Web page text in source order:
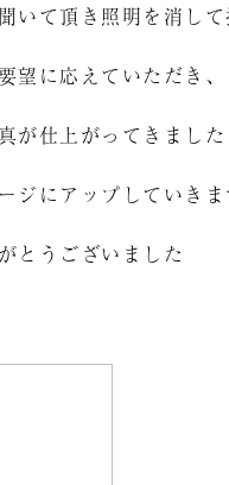
いて頂き照明を消し
望に応えていただき、
が仕上がってきました
ジにアップしていきま
とうございました